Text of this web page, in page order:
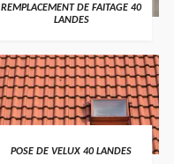
REMPLACEMENT DE FAITAGE 40
LANDES
POSE DE VELUX 40 LANDES